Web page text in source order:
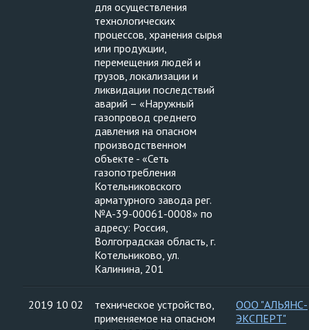
для осуществления
технологических
процессов, хранения сырья
или продукции,
перемещения людей и
грузов, локализации и
ликвидации последствий
аварий – «Наружный
газопровод среднего
давления на опасном
производственном
объекте - «Сеть
газопотребления
Котельниковского
арматурного завода рег.
№А-39-00061-0008» по
адресу: Россия,
Волгоградская область, г.
Котельниково, ул.
Калинина, 201
2019 10 02
техническое устройство,
применяемое на опасном
ООО "АЛЬЯНС-
ЭКСПЕРТ"